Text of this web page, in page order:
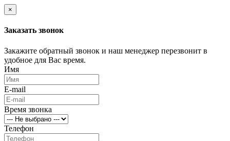
×
Заказать звонок
Закажите обратный звонок и наш менеджер перезвонит в
удобное для Вас время.
Имя
E-mail
Время звонка
Телефон